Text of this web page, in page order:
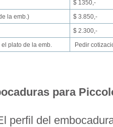
$ 1350,-
la emb.) $ 3.850,-
$ 2.300,-
plato de la emb. Pedir
para
perfil del